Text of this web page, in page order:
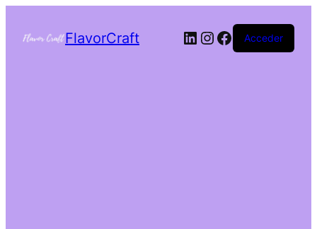
FlavorCraft Acceder